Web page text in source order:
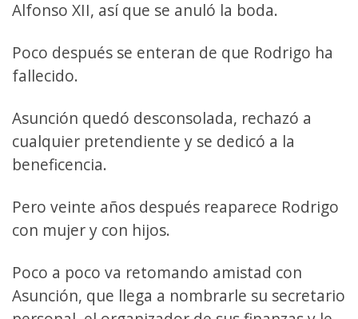
Alfonso XII, así que se anuló la boda.
Poco después se enteran de que Rodrigo ha
fallecido.
Asunción quedó desconsolada, rechazó a
cualquier pretendiente y se dedicó a la
beneficencia.
Pero veinte años después reaparece Rodrigo
con mujer y con hijos.
Poco a poco va retomando amistad con
Asunción, que llega a nombrarle su secretario